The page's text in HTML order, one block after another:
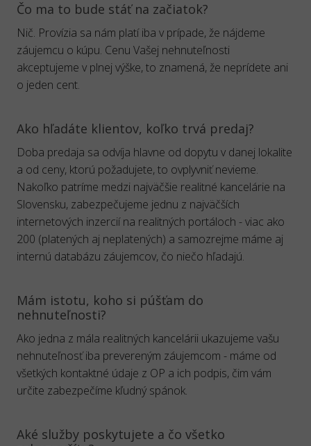
Čo ma to bude stáť na začiatok?
Nič. Provízia sa nám platí iba v prípade, že nájdeme
záujemcu o kúpu. Cenu Vašej nehnuteľnosti
akceptujeme v plnej výške, to znamená, že neprídete ani
o jeden cent.
Ako hľadáte klientov, koľko trvá predaj?
Doba predaja sa odvíja hlavne od dopytu v danej lokalite
a od ceny, ktorú požadujete, to ovplyvniť nevieme.
Nakoľko patríme medzi najväčšie realitné kancelárie na
Slovensku, zabezpečujeme jednu z najväčších
internetových inzercií na realitných portáloch - viac ako
200 (platených aj neplatených) a samozrejme máme aj
internú databázu záujemcov, čo niečo hľadajú.
Mám istotu, koho si púšťam do
nehnuteľnosti?
Ako jedna z mála realitných kancelárii ukazujeme vašu
nehnuteľnosť iba prevereným záujemcom - máme od
všetkých kontaktné údaje z OP a ich podpis, čim vám
určite zabezpečíme kľudný spánok.
Aké služby poskytujete a čo všetko